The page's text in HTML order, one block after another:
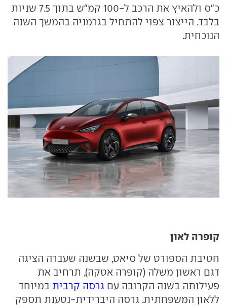
כ"ס ולהאיץ את הרכב ל-100 קמ"ש בתוך 7.5 שניות
בלבד. הייצור צפוי להתחיל בגרמניה בהמשך השנה
הנוכחית.
קופרה לאון
חטיבת הספורט של סיאט, שבשנה שעברה הציגה
דגם ראשון משלה (קופרה אטקה), תרחיב את
פעילותה בשנה הקרובה עם גרסה קרבית במיוחד
ללאון המשפחתית. גרסה היברידית-נטענת תספק